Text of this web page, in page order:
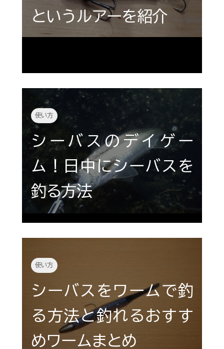
というルアーを紹介
使い方
シーバスのデイゲー
ム！日中にシーバスを
釣る方法
使い方
シーバスをワームで釣
る方法と釣れるおすす
めワームまとめ